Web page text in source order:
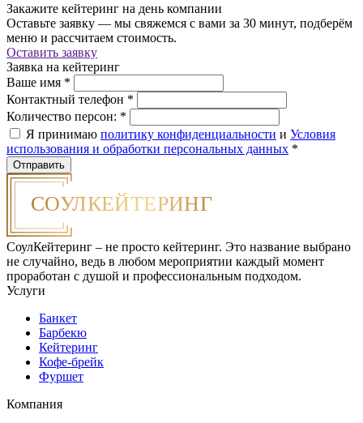
Закажите кейтеринг на день компании
Оставьте заявку — мы свяжемся с вами за 30 минут, подберём
меню и рассчитаем стоимость.
Оставить заявку
Заявка на кейтеринг
Ваше имя *
Контактный телефон *
Количество персон: *
Я принимаю политику конфиденциальности и Условия
использования и обработки персональных данных *
СоулКейтеринг – не просто кейтеринг. Это название выбрано
не случайно, ведь в любом мероприятии каждый момент
проработан с душой и профессиональным подходом.
Услуги
Банкет
Барбекю
Кейтеринг
Кофе-брейк
Фуршет
Компания